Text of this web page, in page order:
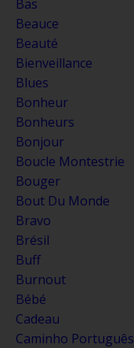
Bas
Beauce
Beauté
Bienveillance
Blues
Bonheur
Bonheurs
Bonjour
Boucle Montestrie
Bouger
Bout Du Monde
Bravo
Brésil
Buff
Burnout
Bébé
Cadeau
Caminho Português